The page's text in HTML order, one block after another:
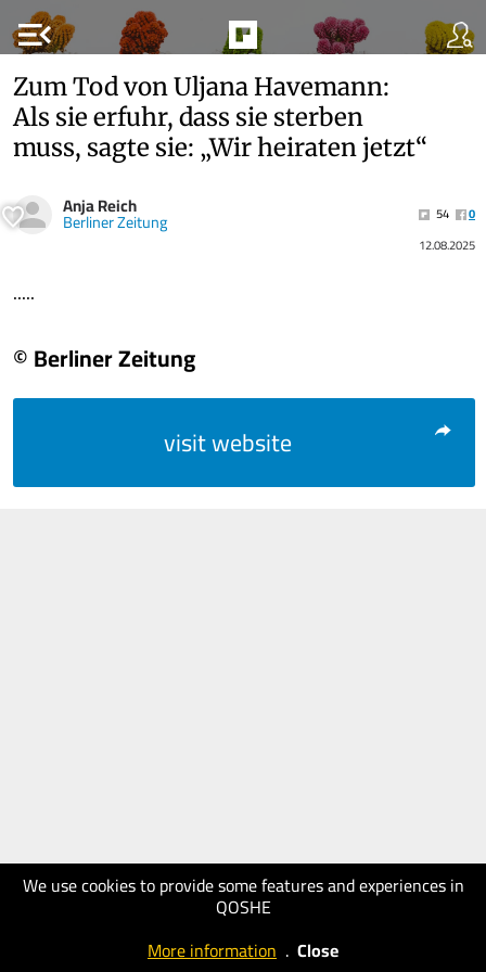
menu_open
We use cookies to provide some features and experiences in
QOSHE
More information . Close
Zum Tod von Uljana Havemann:
Als sie erfuhr, dass sie sterben
muss, sagte sie: „Wir heiraten jetzt“
Anja Reich
Berliner Zeitung 54
0
12.08.2025
.....
© Berliner Zeitung
visit website